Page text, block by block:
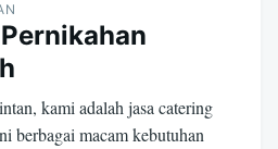
kami adalah jasa catering
berbagai macam kebutuhan